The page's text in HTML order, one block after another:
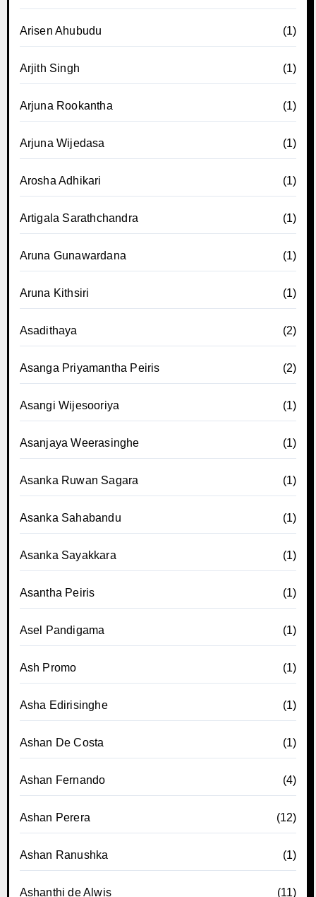
Arisen Ahubudu (1)
Arjith Singh (1)
Arjuna Rookantha (1)
Arjuna Wijedasa (1)
Arosha Adhikari (1)
Artigala Sarathchandra (1)
Aruna Gunawardana (1)
Aruna Kithsiri (1)
Asadithaya (2)
Asanga Priyamantha Peiris (2)
Asangi Wijesooriya (1)
Asanjaya Weerasinghe (1)
Asanka Ruwan Sagara (1)
Asanka Sahabandu (1)
Asanka Sayakkara (1)
Asantha Peiris (1)
Asel Pandigama (1)
Ash Promo (1)
Asha Edirisinghe (1)
Ashan De Costa (1)
Ashan Fernando (4)
Ashan Perera (12)
Ashan Ranushka (1)
Ashanthi de Alwis (11)